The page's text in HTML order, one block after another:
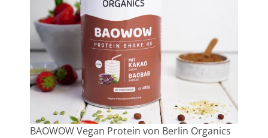
BAOWOW Vegan Protein von Berlin Organics